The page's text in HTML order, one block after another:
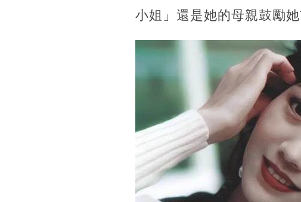
小姐」還是她的母親鼓勵她